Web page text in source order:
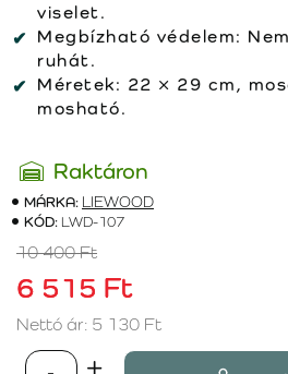
viselet.
Megbízható védelem:
ruhát.
Méretek: 22 × 29 cm,
mosható.
Raktáron
MÁRKA: LIEWOOD
KÓD: LWD-107
6 515 Ft
10 400 Ft
Nettó ár: 5 130 Ft